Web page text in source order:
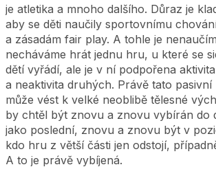
je atletika a mnoho dalšího. Důraz je
aby se děti naučily sportovnímu
a zásadám fair play. A tohle je
necháváme hrát jednu hru, u které se
dětí vyřádí, ale je v ní podpořena
a neaktivita druhých. Právě tato pasivní
může vést k velké neoblibě tělesné
by chtěl být znovu a znovu vybírán do
jako poslední, znovu a znovu být v
kdo hru z větší části jen odstojí,
A to je právě vybíjená.